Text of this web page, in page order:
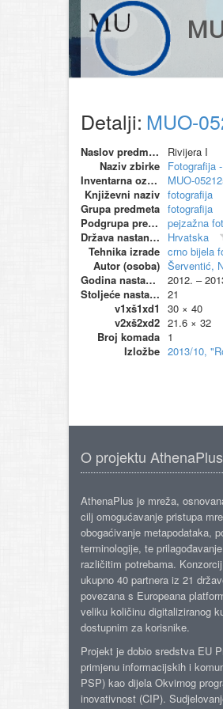
Detalji: MUO-
Naslov predmeta
Rivijera I
Naziv zbirke Fotografija
Inventarna oznaka
MUO-
Književni naziv fotografija
Grupa predmeta fotografija
Podgrupa predmeta
pejzažna
Država nastanka
Hrvatska
Tehnika izrade crno bijela
Autor (osoba) Šerventić,
Godina nastanka
2012. –
Stoljeće nastanka 21
v1xš1xd1
30 × 40
v2xš2xd2 21.6 × 32
Broj komada 1
Izložbe 2013/10,
O projektu AthenaPlus
AthenaPlus je mreža,
cilj omogućavanje pristupa
obogaćivanje metapodataka,
terminologije, te
različitim potrebama.
ukupno 40 partnera iz 21
povezana s Europeana
veliku količinu digitaliziranog
dostupnim za korisnike.
Projekt je dobio sredstva EU
primjenu informacijskih i
PSP) kao dijela Okvirnog
inovativnost (CIP).